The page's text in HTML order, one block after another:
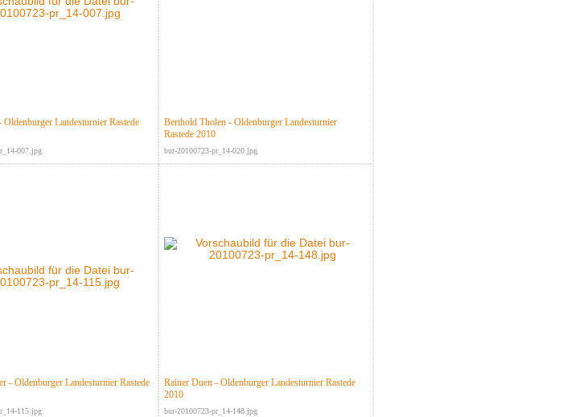
Landesturnier Rastede
007.jpg
Berthold Tholen - Oldenburger Landesturnier
Rastede 2010
bur-20100723-pr_14-020.jpg
- Oldenburger Landesturnier Rastede
115.jpg
Rainer Duen - Oldenburger Landesturnier Rastede
2010
bur-20100723-pr_14-148.jpg